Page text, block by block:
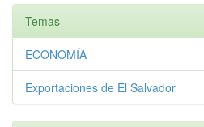
Temas
ECONOMÍA
Exportaciones de El Salvador